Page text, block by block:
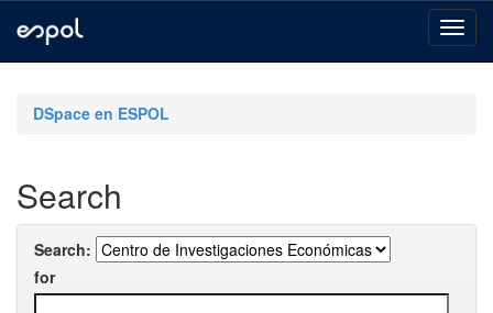
navigationDSpace en ESPOL
Search
Search:
for